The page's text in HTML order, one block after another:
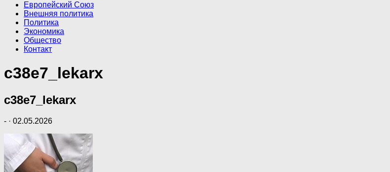
Европейский Союз
Внешняя политика
Политика
Экономика
Общество
Контакт
c38e7_lekarx
c38e7_lekarx
- · 02.05.2026